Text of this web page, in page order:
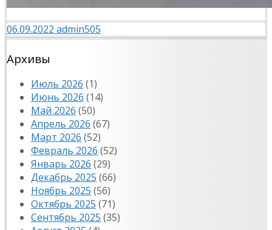
06.09.2022 admin505
Архивы
Июль 2026 (1)
Июнь 2026 (14)
Май 2026 (50)
Апрель 2026 (67)
Март 2026 (52)
Февраль 2026 (52)
Январь 2026 (29)
Декабрь 2025 (66)
Ноябрь 2025 (56)
Октябрь 2025 (71)
Сентябрь 2025 (35)